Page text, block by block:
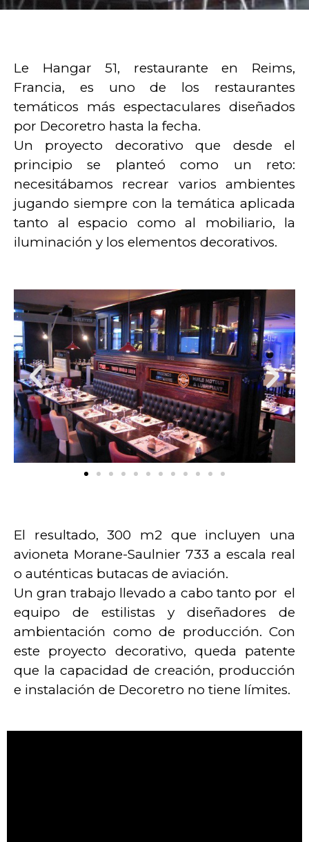
Le Hangar 51, restaurante en Reims,
Francia, es uno de los restaurantes
temáticos más espectaculares diseñados
por Decoretro hasta la fecha.
Un proyecto decorativo que desde el
principio se planteó como un reto:
necesitábamos recrear varios ambientes
jugando siempre con la temática aplicada
tanto al espacio como al mobiliario, la
iluminación y los elementos decorativos.
El resultado, 300 m2 que incluyen una
avioneta Morane-Saulnier 733 a escala real
o auténticas butacas de aviación.
Un gran trabajo llevado a cabo tanto por el
equipo de estilistas y diseñadores de
ambientación como de producción. Con
este proyecto decorativo, queda patente
que la capacidad de creación, producción
e instalación de Decoretro no tiene límites.